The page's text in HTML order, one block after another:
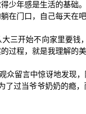
少年感是生活的基础
在门口，自己每天
三开始不向家里要
过程，就是我理解
众留言中惊讶地发现
了过当爷爷奶奶的瘾